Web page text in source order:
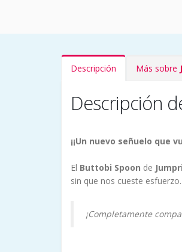
Descripción Más sobre
Descripción
¡¡Un nuevo señuelo que
El Buttobi Spoon de
sin que nos cueste esfuerzo.
¡Completamente